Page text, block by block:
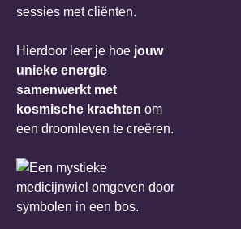
sessies met cliënten.
Hierdoor leer je hoe jouw
unieke energie
samenwerkt met
kosmische krachten om
een droomleven te creëren.